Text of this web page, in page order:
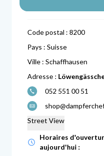
Code postal : 8200
Pays : Suisse
Ville : Schaffhausen
Adresse :
052 551 00 51
Street View
Horaires
aujourd'hui :